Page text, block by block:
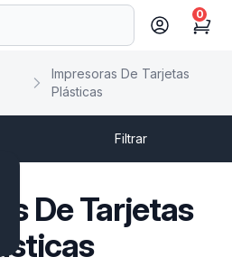
Cart
0
Impresoras De Tarjetas
Plásticas
Filtrar
De Tarjetas